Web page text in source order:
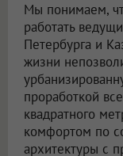
Мы понимаем,
работать
Петербурга и
жизни
проработкой
квадратного
комфортом по
архитектуры с